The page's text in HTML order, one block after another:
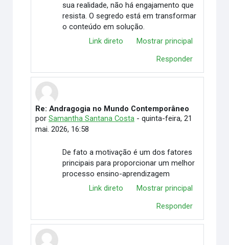
sua realidade, não há engajamento que
resista. O segredo está em transformar
o conteúdo em solução.
Link direto
Mostrar principal
Responder
Em resposta à Taiã Mairon Peixoto Ribeiro
Re: Andragogia no Mundo Contemporâneo
por Samantha Santana Costa- quinta-feira, 21
mai. 2026, 16:58
De fato a motivação é um dos fatores
principais para proporcionar um melhor
processo ensino-aprendizagem
Link direto
Mostrar principal
Responder